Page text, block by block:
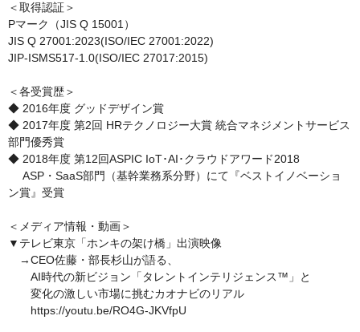
＜取得認証＞
Pマーク（JIS Q 15001）
JIS Q 27001:2023(ISO/IEC 27001:2022)
JIP-ISMS517-1.0(ISO/IEC 27017:2015)
＜各受賞歴＞
◆ 2016年度 グッドデザイン賞
◆ 2017年度 第2回 HRテクノロジー大賞 統合マネジメントサービス
部門優秀賞
◆ 2018年度 第12回ASPIC IoT･AI･クラウドアワード2018
ASP・SaaS部門（基幹業務系分野）にて『ベストイノベーショ
ン賞』受賞
＜メディア情報・動画＞
▼テレビ東京「ホンキの架け橋」出演映像
→CEO佐藤・部長杉山が語る、
AI時代の新ビジョン「タレントインテリジェンス™」と
変化の激しい市場に挑むカオナビのリアル
https://youtu.be/RO4G-JKVfpU